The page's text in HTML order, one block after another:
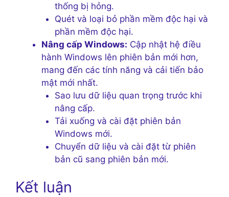
thống bị hỏng.
Quét và loại bỏ phần mềm độc hại và
phần mềm độc hại.
Nâng cấp Windows: Cập nhật hệ điều
hành Windows lên phiên bản mới hơn,
mang đến các tính năng và cải tiến bảo
mật mới nhất.
Sao lưu dữ liệu quan trọng trước khi
nâng cấp.
Tải xuống và cài đặt phiên bản
Windows mới.
Chuyển dữ liệu và cài đặt từ phiên
bản cũ sang phiên bản mới.
Kết luận